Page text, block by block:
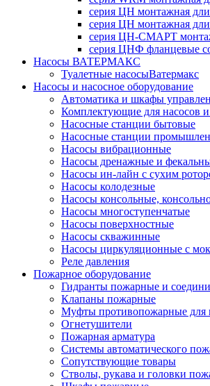
серия ЦН монтажная
серия ЦН монтажная
серия ЦН-СМАРТ
серия ЦНФ фланцевые
Насосы ВАТЕРМАКС
Туалетные насосыВатермакс
Насосы и насосное оборудование
Автоматика и шкафы
Комплектующие для насосов
Насосные станции бытовые
Насосные станции
Насосы вибрационные
Насосы дренажные и
Насосы ин-лайн с сухим
Насосы колодезные
Насосы консольные,
Насосы многоступенчатые
Насосы поверхностные
Насосы скважинные
Насосы циркуляционные с
Реле давления
Пожарное оборудование
Гидранты пожарные и
Клапаны пожарные
Муфты противопожарные для
Огнетушители
Пожарная арматура
Системы автоматического
Сопутствующие товары
Стволы, рукава и головки